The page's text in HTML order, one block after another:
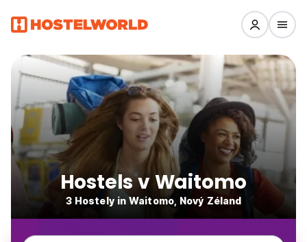
Hostels v Waitomo
3 Hostely in Waitomo, Nový Zéland